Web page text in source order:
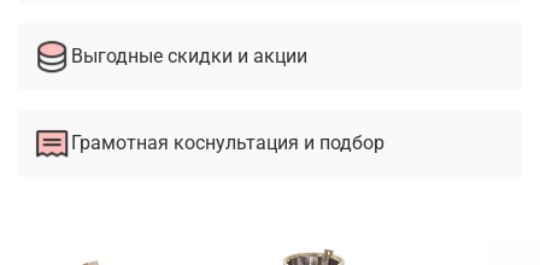
Выгодные скидки и акции
Грамотная коснультация и подбор